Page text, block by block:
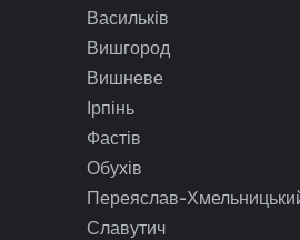
Васильків
Вишгород
Вишневе
Ірпінь
Фастів
Обухів
Переяслав-
Славутич